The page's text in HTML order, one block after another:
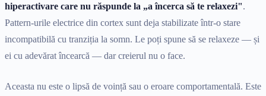
hiperactivare care nu răspunde la „a încerca să te relaxezi".
Pattern-urile electrice din cortex sunt deja stabilizate într-o stare
incompatibilă cu tranziția la somn. Le poți spune să se relaxeze — și
ei cu adevărat încearcă — dar creierul nu o face.
Aceasta nu este o lipsă de voință sau o eroare comportamentală. Este